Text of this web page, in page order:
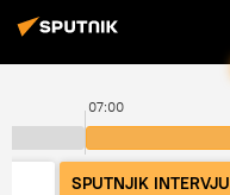
07:00
SPUTNJIK INTERVJU